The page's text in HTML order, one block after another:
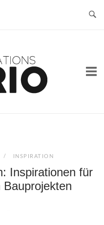
INSPIRATION
Inspirationen für